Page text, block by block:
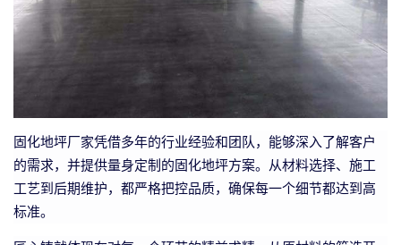
固化地坪厂家凭借多年的行业经验和团队，能够深入了解客户
的需求，并提供量身定制的固化地坪方案。从材料选择、施工
工艺到后期维护，都严格把控品质，确保每一个细节都达到高
标准。